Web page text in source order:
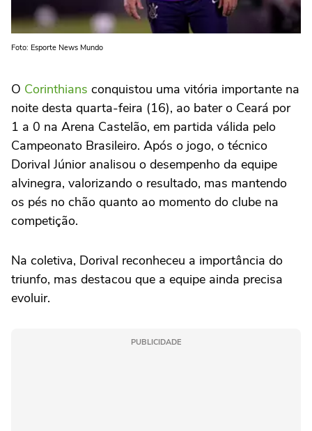
Foto: Esporte News Mundo
O Corinthians conquistou uma vitória importante na
noite desta quarta-feira (16), ao bater o Ceará por
1 a 0 na Arena Castelão, em partida válida pelo
Campeonato Brasileiro. Após o jogo, o técnico
Dorival Júnior analisou o desempenho da equipe
alvinegra, valorizando o resultado, mas mantendo
os pés no chão quanto ao momento do clube na
competição.
Na coletiva, Dorival reconheceu a importância do
triunfo, mas destacou que a equipe ainda precisa
evoluir.
PUBLICIDADE